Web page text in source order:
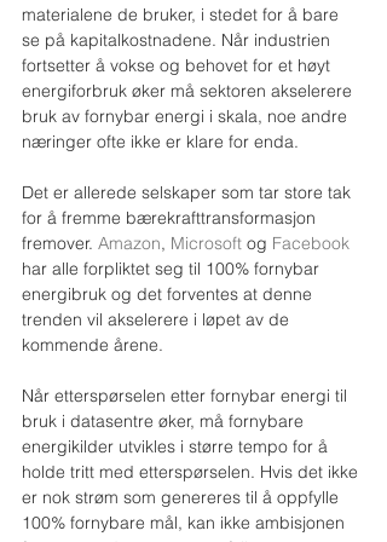
materialene de bruker, i stedet for å bare
se på kapitalkostnadene. Når industrien
fortsetter å vokse og behovet for et høyt
energiforbruk øker må sektoren akselerere
bruk av fornybar energi i skala, noe andre
næringer ofte ikke er klare for enda.
Det er allerede selskaper som tar store tak
for å fremme bærekrafttransformasjon
fremover. Amazon, Microsoft og Facebook
har alle forpliktet seg til 100% fornybar
energibruk og det forventes at denne
trenden vil akselerere i løpet av de
kommende årene.
Når etterspørselen etter fornybar energi til
bruk i datasentre øker, må fornybare
energikilder utvikles i større tempo for å
holde tritt med etterspørselen. Hvis det ikke
er nok strøm som genereres til å oppfylle
100% fornybare mål, kan ikke ambisjonen